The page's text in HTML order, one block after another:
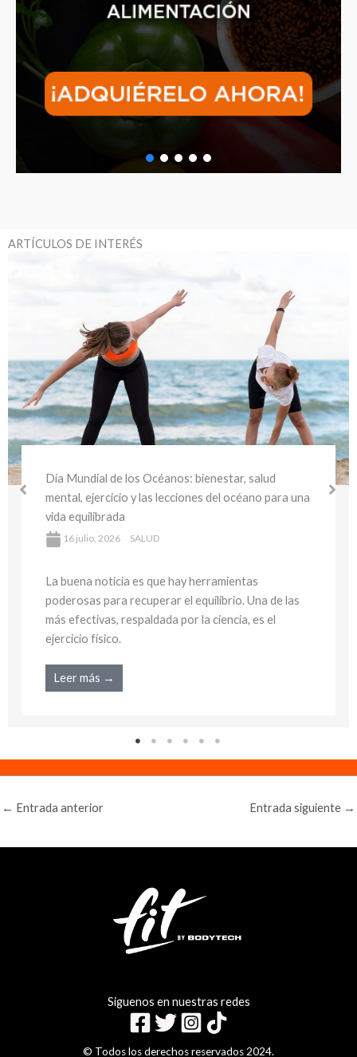
ARTÍCULOS DE INTERÉS
Día Mundial del Medio Ambiente y la Salud:
bienestar sostenible y hábitos saludables para
cuidar tu salud y el planeta
16 julio, 2026
La buena noticia es que hay herramientas
poderosas para recuperar el equilibrio. Una de las
más efectivas, respaldada por la ciencia, es el
ejercicio físico.
Leer más →
← Entrada anterior Entrada siguiente →
Siguenos en nuestras redes
© Todos los derechos reservados 2024.